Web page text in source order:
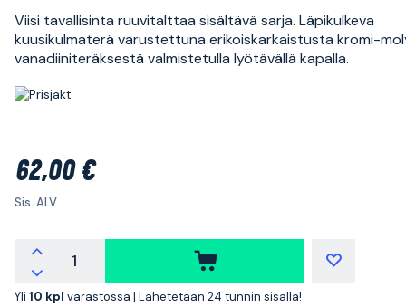
Viisi tavallisinta ruuvitalttaa sisältävä sarja. Läpikulkeva
kuusikulmaterä varustettuna erikoiskarkaistusta kromi-
vanadiiniteräksestä valmistetulla lyötävällä kapalla.
62,00 €
Sis. ALV
Yli 10 kpl varastossa | Lähetetään 24 tunnin sisällä!